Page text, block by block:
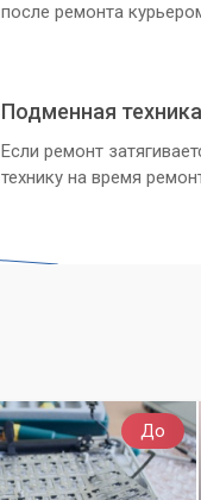
после ремонта
Подменная техника
Если ремонт
технику на время
До